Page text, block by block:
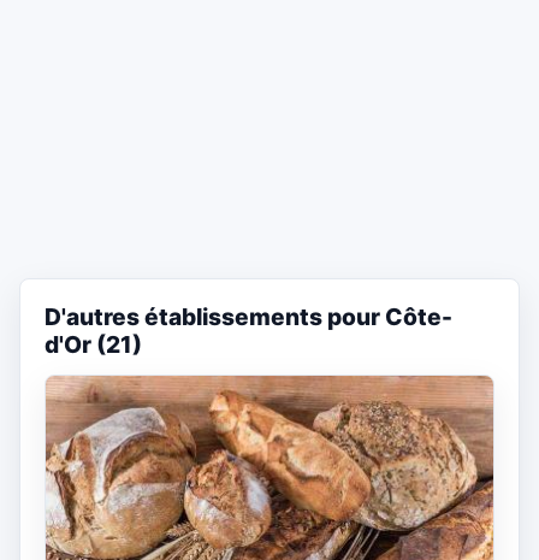
D'autres établissements pour Côte-
d'Or (21)